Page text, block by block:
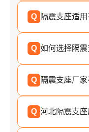
Q 隔震支座适用
Q 如何选择隔震
Q 隔震支座厂家
Q 河北隔震支座